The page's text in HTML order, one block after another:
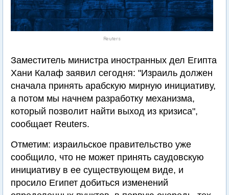
Reuters
Заместитель министра иностранных дел Египта
Хани Калаф заявил сегодня: "Израиль должен
сначала принять арабскую мирную инициативу,
а потом мы начнем разработку механизма,
который позволит найти выход из кризиса",
сообщает Reuters.
Отметим: израильское правительство уже
сообщило, что не может принять саудовскую
инициативу в ее существующем виде, и
просило Египет добиться изменений